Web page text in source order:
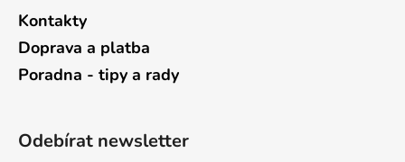
Kontakty
Doprava a platba
Poradna - tipy a rady
Odebírat newsletter